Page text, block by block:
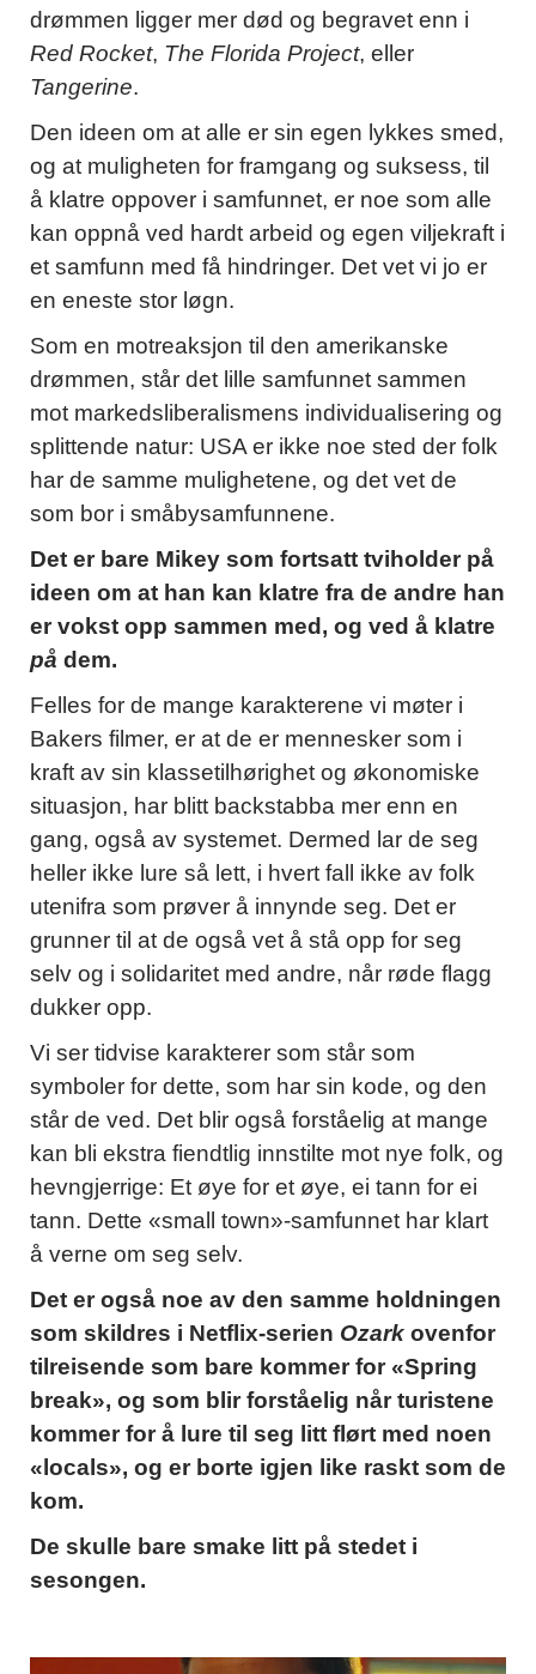
drømmen ligger mer død og begravet enn i
Red Rocket, The Florida Project, eller
Tangerine.
Den ideen om at alle er sin egen lykkes smed,
og at muligheten for framgang og suksess, til
å klatre oppover i samfunnet, er noe som alle
kan oppnå ved hardt arbeid og egen viljekraft i
et samfunn med få hindringer. Det vet vi jo er
en eneste stor løgn.
Som en motreaksjon til den amerikanske
drømmen, står det lille samfunnet sammen
mot markedsliberalismens individualisering og
splittende natur: USA er ikke noe sted der folk
har de samme mulighetene, og det vet de
som bor i småbysamfunnene.
Det er bare Mikey som fortsatt tviholder på
ideen om at han kan klatre fra de andre han
er vokst opp sammen med, og ved å klatre
på dem.
Felles for de mange karakterene vi møter i
Bakers filmer, er at de er mennesker som i
kraft av sin klassetilhørighet og økonomiske
situasjon, har blitt backstabba mer enn en
gang, også av systemet. Dermed lar de seg
heller ikke lure så lett, i hvert fall ikke av folk
utenifra som prøver å innynde seg. Det er
grunner til at de også vet å stå opp for seg
selv og i solidaritet med andre, når røde flagg
dukker opp.
Vi ser tidvise karakterer som står som
symboler for dette, som har sin kode, og den
står de ved. Det blir også forståelig at mange
kan bli ekstra fiendtlig innstilte mot nye folk, og
hevngjerrige: Et øye for et øye, ei tann for ei
tann. Dette «small town»-samfunnet har klart
å verne om seg selv.
Det er også noe av den samme holdningen
som skildres i Netflix-serien Ozark ovenfor
tilreisende som bare kommer for «Spring
break», og som blir forståelig når turistene
kommer for å lure til seg litt flørt med noen
«locals», og er borte igjen like raskt som de
kom.
De skulle bare smake litt på stedet i
sesongen.